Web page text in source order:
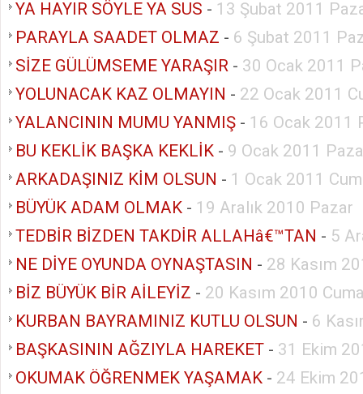
YA HAYIR SÖYLE YA SUS - 13 Şubat 2011
PARAYLA SAADET OLMAZ - 6 Şubat 2011
SİZE GÜLÜMSEME YARAŞIR - 30 Ocak 2011
YOLUNACAK KAZ OLMAYIN - 22 Ocak 2011
YALANCININ MUMU YANMIŞ - 16 Ocak 2011
BU KEKLİK BAŞKA KEKLİK - 9 Ocak 2011
ARKADAŞINIZ KİM OLSUN - 1 Ocak 2011
BÜYÜK ADAM OLMAK - 19 Aralık 2010 Pazar
TEDBİR BİZDEN TAKDİR ALLAHâ€™TAN - 5
NE DİYE OYUNDA OYNAŞTASIN - 28 Kasım
BİZ BÜYÜK BİR AİLEYİZ - 20 Kasım 2010
KURBAN BAYRAMINIZ KUTLU OLSUN - 6
BAŞKASININ AĞZIYLA HAREKET - 31 Ekim
OKUMAK ÖĞRENMEK YAŞAMAK - 24 Ekim